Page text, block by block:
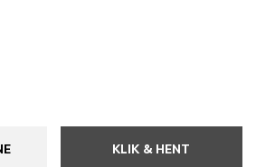
KLIK & HENT